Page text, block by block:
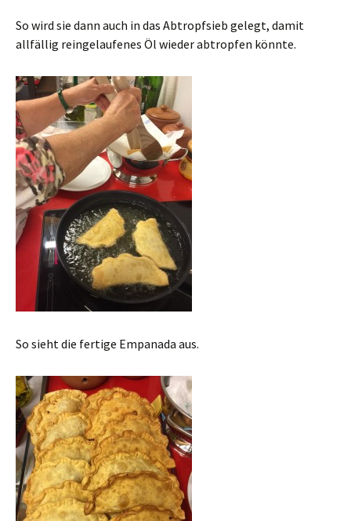
So wird sie dann auch in das Abtropfsieb gelegt, damit
allfällig reingelaufenes Öl wieder abtropfen könnte.
So sieht die fertige Empanada aus.